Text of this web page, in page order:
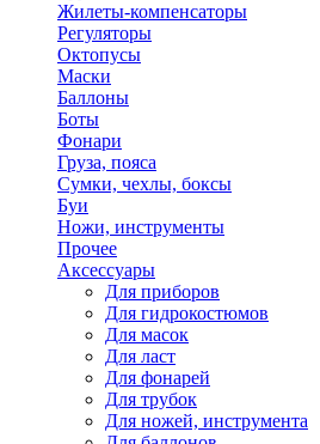
Жилеты-компенсаторы
Регуляторы
Октопусы
Маски
Баллоны
Боты
Фонари
Груза, пояса
Сумки, чехлы, боксы
Буи
Ножи, инструменты
Прочее
Аксессуары
Для приборов
Для гидрокостюмов
Для масок
Для ласт
Для фонарей
Для трубок
Для ножей, инструмента